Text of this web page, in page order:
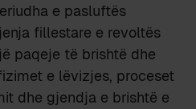
e pasluftës
fillestare e revoltës
paqeje të brishtë dhe
e lëvizjes, proceset
dhe gjendja e brishtë e